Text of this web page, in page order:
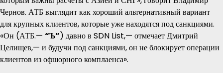
Чернов. АТБ выглядит как хороший альтернативный вариант
для крупных клиентов, которые уже находятся под санкциями.
«Он (АТБ.— “Ъ”) давно в SDN List,— отмечает Дмитрий
Целищев,— и будучи под санкциями, он не блокирует операции
клиентов из офшорного комплаенса».